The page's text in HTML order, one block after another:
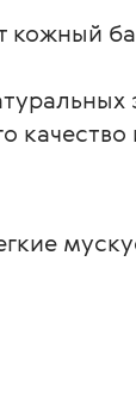
кожный
качество